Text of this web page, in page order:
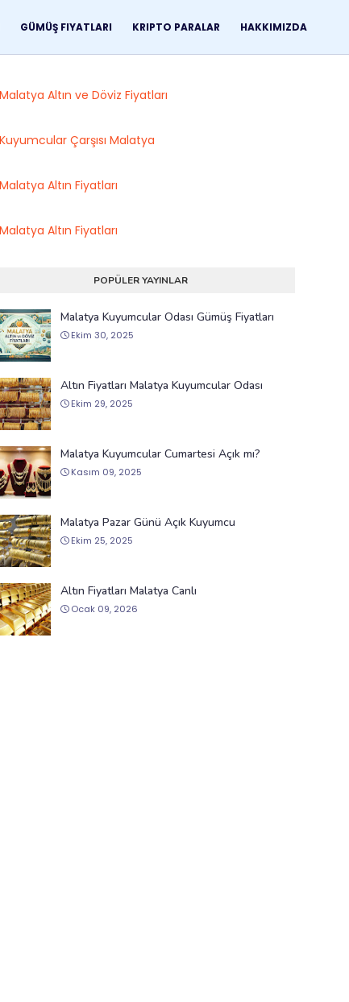
GÜMÜŞ FIYATLARI KRIPTO PARALAR HAKKIMIZDA
POPÜLER YAYINLAR
Malatya Kuyumcular Odası Gümüş Fiyatları
Ekim 30, 2025
Altın Fiyatları Malatya Kuyumcular Odası
Ekim 29, 2025
Malatya Kuyumcular Cumartesi Açık mı?
Kasım 09, 2025
Malatya Pazar Günü Açık Kuyumcu
Ekim 25, 2025
Altın Fiyatları Malatya Canlı
Ocak 09, 2026